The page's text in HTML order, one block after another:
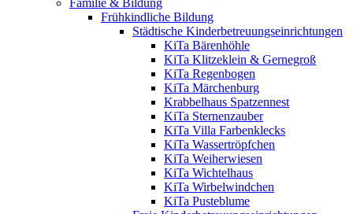
Familie & Bildung
Frühkindliche Bildung
Städtische Kinderbetreuungseinrichtungen
KiTa Bärenhöhle
KiTa Klitzeklein & Gernegroß
KiTa Regenbogen
KiTa Märchenburg
Krabbelhaus Spatzennest
KiTa Sternenzauber
KiTa Villa Farbenklecks
KiTa Wassertröpfchen
KiTa Weiherwiesen
KiTa Wichtelhaus
KiTa Wirbelwindchen
KiTa Pusteblume